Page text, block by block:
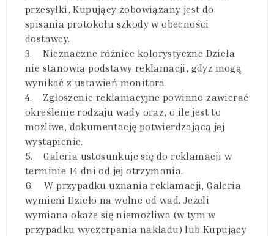
przesyłki, Kupujący zobowiązany jest do
spisania protokołu szkody w obecności
dostawcy.
3. Nieznaczne różnice kolorystyczne Dzieła
nie stanowią podstawy reklamacji, gdyż mogą
wynikać z ustawień monitora.
4. Zgłoszenie reklamacyjne powinno zawierać
określenie rodzaju wady oraz, o ile jest to
możliwe, dokumentację potwierdzającą jej
wystąpienie.
5. Galeria ustosunkuje się do reklamacji w
terminie 14 dni od jej otrzymania.
6. W przypadku uznania reklamacji, Galeria
wymieni Dzieło na wolne od wad. Jeżeli
wymiana okaże się niemożliwa (w tym w
przypadku wyczerpania nakładu) lub Kupujący